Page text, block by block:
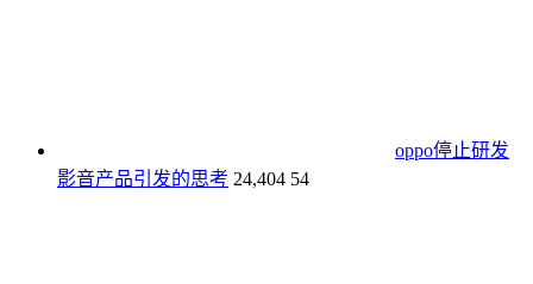
oppo停止研发
影音产品引发的思考 24,404 54